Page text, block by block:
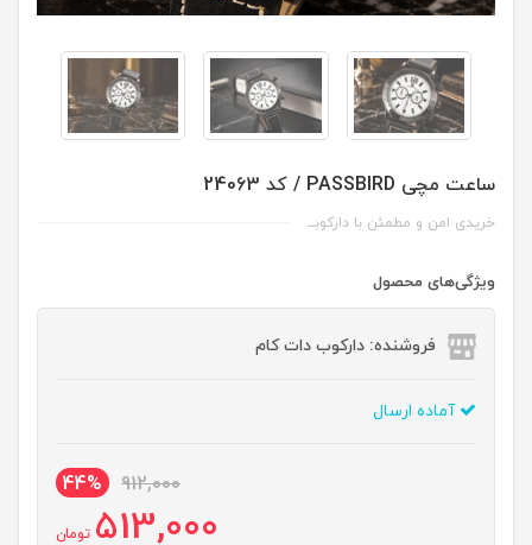
ساعت مچی PASSBIRD / کد 24063
خریدی امن و مطمئن با دارکوبــ
ویژگی‌های محصول
فروشنده: دارکوب دات کام
آماده ارسال
912,000
44%
513,000 تومان